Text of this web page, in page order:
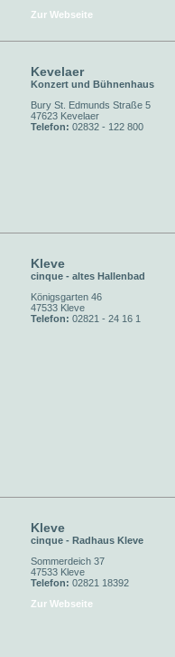
Zur Webseite
Kevelaer
Konzert und Bühnenhaus
Bury St. Edmunds Straße 5
47623 Kevelaer
Telefon: 02832 - 122 800
Kleve
cinque - altes Hallenbad
Königsgarten 46
47533 Kleve
Telefon: 02821 - 24 16 1
Kleve
cinque - Radhaus Kleve
Sommerdeich 37
47533 Kleve
Telefon: 02821 18392
Zur Webseite